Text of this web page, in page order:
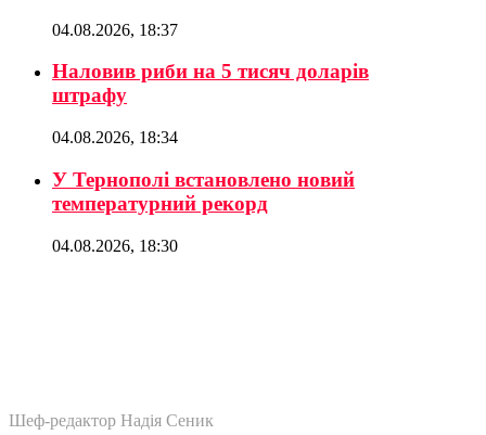
04.08.2026, 18:37
Наловив риби на 5 тисяч доларів
штрафу
04.08.2026, 18:34
У Тернополі встановлено новий
температурний рекорд
04.08.2026, 18:30
Шеф-редактор Надія Сеник